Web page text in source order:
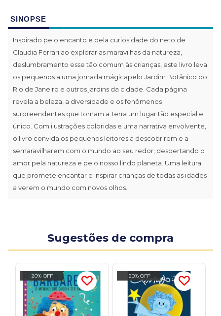
SINOPSE
Inspirado pelo encanto e pela curiosidade do neto de
Claudia Ferrari ao explorar as maravilhas da natureza,
deslumbramento esse tão comum às crianças, este livro leva
os pequenos a uma jornada mágicapelo Jardim Botânico do
Rio de Janeiro e outros jardins da cidade. Cada página
revela a beleza, a diversidade e os fenômenos
surpreendentes que tornam a Terra um lugar tão especial e
único. Com ilustrações coloridas e uma narrativa envolvente,
o livro convida os pequenos leitores a descobrirem e a
semaravilharem com o mundo ao seu redor, despertando o
amor pela natureza e pelo nosso lindo planeta. Uma leitura
que promete encantar e inspirar crianças de todas as idades
a verem o mundo com novos olhos.
Sugestões de compra
20% OFF 20% OFF